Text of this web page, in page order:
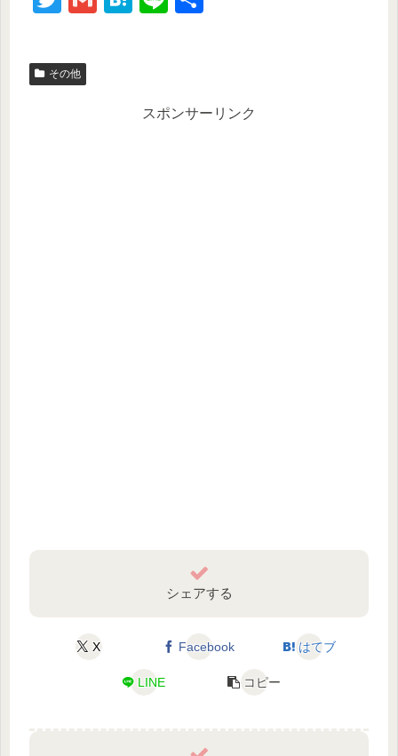
tt
er
a
その他
スポンサーリンク
シェアする
X Facebook はてブ
LINE コピー